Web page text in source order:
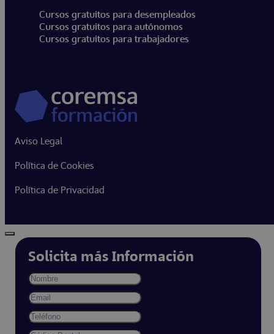
Cursos gratuitos para desempleados
Cursos gratuitos para autónomos
Cursos gratuitos para trabajadores
Aviso Legal
Política de Cookies
Política de Privacidad
Solicita más Información